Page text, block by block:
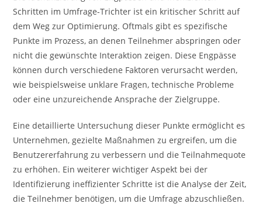
Schritten im Umfrage-Trichter ist ein kritischer Schritt auf
dem Weg zur Optimierung. Oftmals gibt es spezifische
Punkte im Prozess, an denen Teilnehmer abspringen oder
nicht die gewünschte Interaktion zeigen. Diese Engpässe
können durch verschiedene Faktoren verursacht werden,
wie beispielsweise unklare Fragen, technische Probleme
oder eine unzureichende Ansprache der Zielgruppe.
Eine detaillierte Untersuchung dieser Punkte ermöglicht es
Unternehmen, gezielte Maßnahmen zu ergreifen, um die
Benutzererfahrung zu verbessern und die Teilnahmequote
zu erhöhen. Ein weiterer wichtiger Aspekt bei der
Identifizierung ineffizienter Schritte ist die Analyse der Zeit,
die Teilnehmer benötigen, um die Umfrage abzuschließen.